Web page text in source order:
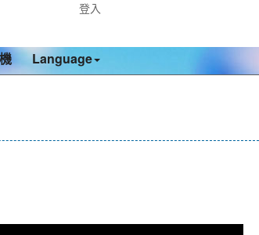
登入
Language